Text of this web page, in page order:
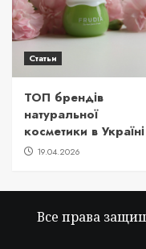
Статьи
ТОП брендів
натуральної
косметики в Україні
19.04.2026
Все права